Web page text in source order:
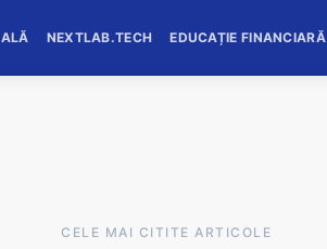
NEXTLAB.TECH EDUCAȚIE FINANCIARĂ
CELE MAI CITITE ARTICOLE